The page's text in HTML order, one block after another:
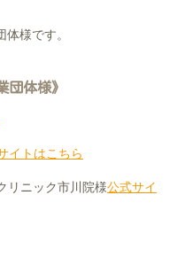
様です。
団体様》
イトはこちら
ニック市川院様公式サイ